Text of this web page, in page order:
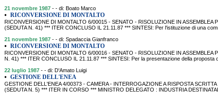
21 novembre 1987 - - di: Boato Marco
• RICONVERSIONE DI MONTALTO
RICONVERSIONE DI MONTALTO 6/00015 - SENATO - RISOLUZIONE IN ASSEMBLEA
(SEDUTA N. 41) *** ITER CONCLUSO IL 21.11.87 *** SINTESI: Per l'istituzione di una
21 novembre 1987 - - di: Spadaccia Gianfranco
• RICONVERSIONE DI MONTALTO
RICONVERSIONE DI MONTALTO 6/00016 - SENATO - RISOLUZIONE IN ASSEMBLEA
N. 41) *** ITER CONCLUSO IL 21.11.87 *** SINTESI: Per la presentazione della proposta
22 luglio 1987 - - di: D'Amato Luigi
• GESTIONE DELL'ENEA
GESTIONE DELL'ENEA 4/00373 - CAMERA - INTERROGAZIONE A RISPOSTA
(SEDUTA N. 5) *** ITER IN CORSO *** MINISTRO DELEGATO : INDUSTRIA